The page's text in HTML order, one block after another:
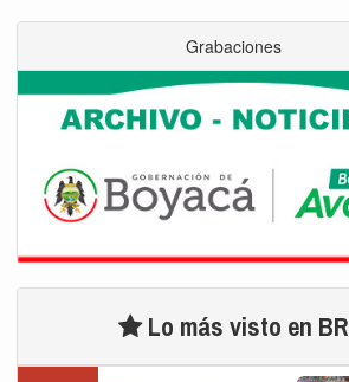
Grabaciones
Lo más visto en BR